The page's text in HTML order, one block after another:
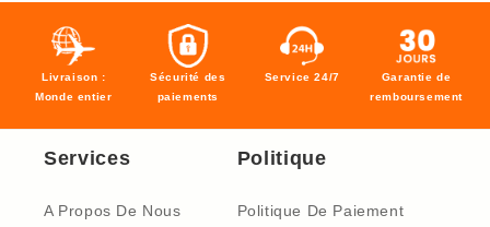
Livraison :
Monde entier
Sécurité des
paiements
Service 24/7
Garantie de
remboursement
Services
A Propos De Nous
Politique
Politique De Paiement